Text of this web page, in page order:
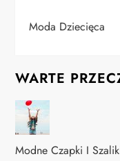
Moda Dziecięca
WARTE
Modne Czapki I